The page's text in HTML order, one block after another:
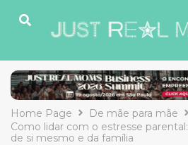
Home Page
De mãe para mãe
Como lidar com o estresse
de si mesmo e da família